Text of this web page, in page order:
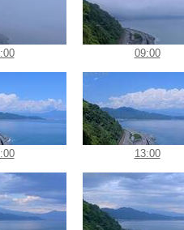
09:00
13:00